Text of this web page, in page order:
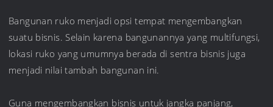
Bangunan ruko menjadi opsi tempat mengembangkan
suatu bisnis. Selain karena bangunannya yang multifungsi,
lokasi ruko yang umumnya berada di sentra bisnis juga
menjadi nilai tambah bangunan ini.
Guna mengembangkan bisnis untuk jangka panjang,